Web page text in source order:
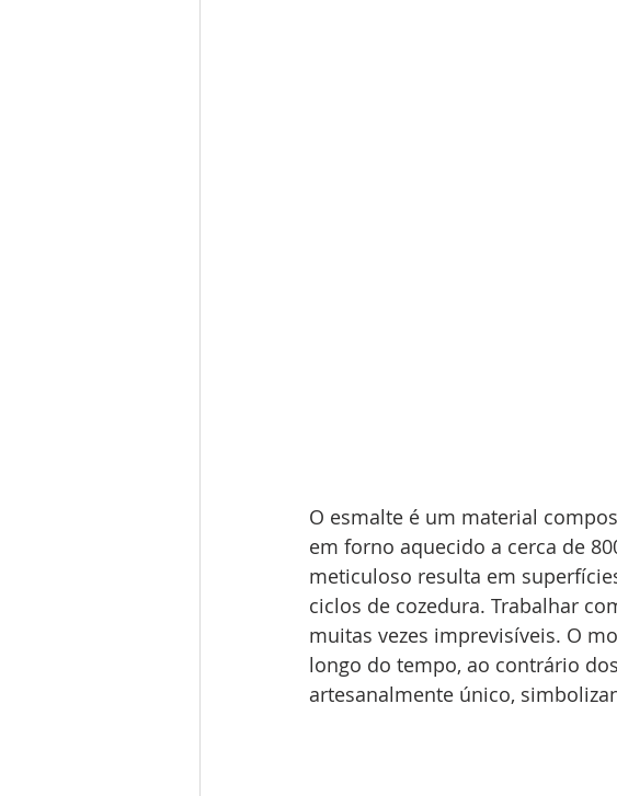
O esmalte é um material
em forno aquecido a cerca de
meticuloso resulta em
ciclos de cozedura. Trabalhar
muitas vezes imprevisíveis. O
longo do tempo, ao contrário
artesanalmente único,